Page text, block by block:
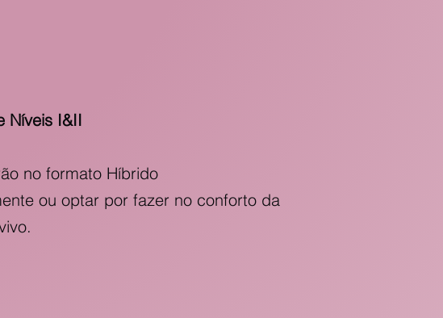
​Níveis I&II
no formato Híbrido
ou optar por fazer no conforto da